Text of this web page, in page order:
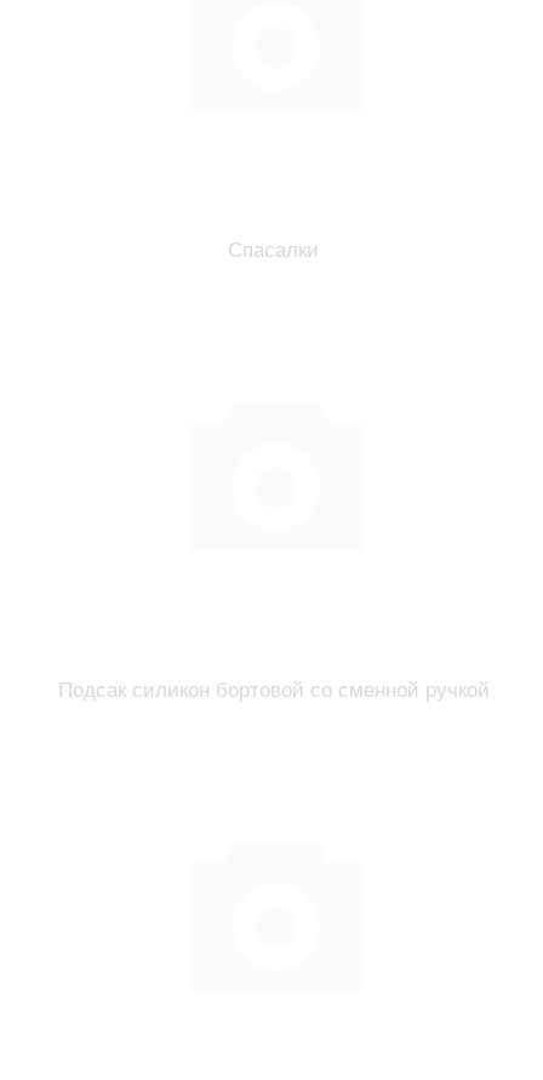
Спасалки
Подсак силикон бортовой со сменной ручкой